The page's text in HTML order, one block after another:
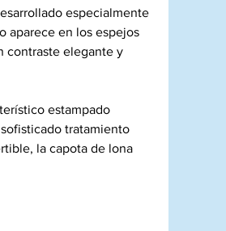
especialmente
aparece en los espejos
contraste elegante y
estampado
tratamiento
la capota de lona